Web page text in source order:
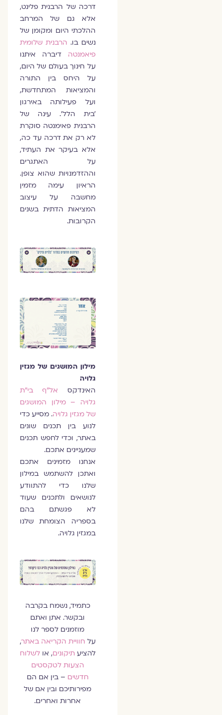
דרכה של הרבנית פלינט,
אלא גם של המרחב
ההלכתי היום ומקומן של
נשים בו.הרבנית שלומית
פיאמנטהדיברה איתנו
על חינוך בעולם של היום,
על היחס בין התורה
והמציאות המתחדשת,
ועל פעילותה באירגון
'בית הלל'. עינה של
הרבנית פאימנטה סוקרת
לא רק את דרכה עד כה,
אלא בעיקר את העתיד,
על האתגרים
וההזדמנויות שהוא צופן.
הראיון עימה מזמין
מחשבה על עיצוב
המציאות הדתית בשנים
הקרובות.
מילון המושגים של מגזין
גלויה
האינדקס
אל״ף בי״ת
גלויה – מילון המושגים
של מגזין גלויה. מסייע כדי
לנוע בין תכנים שונים
באתר, וכדי לחפש תכנים
שמעניינים אתכם.
אנחנו מזמינים אתכם
ואתכן להשתמש במילון
שלנו כדי להתוודע
לנושאים ולתכנים שעוד
לא פגשתם בהם
בספריה הצומחת שלנו
במגזין גלויה.
כתמיד, נשמח בקרבה
ובקשר. אתן ואתם
מוזמנים לספר לנו
עלחוויית הקריאה באתר,
להציעתיקונים, אולשלוח
הצעות לטקסטים
חדשים– בין אם הם
מפירותיכם ובין אם של
אחרות ואחרים.